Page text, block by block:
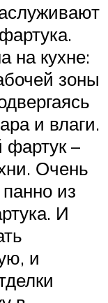
на кухне:
зоны
и влаги.
–
Очень
из
И
и